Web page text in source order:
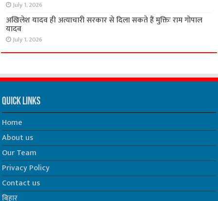
July 1, 2026
अखिलेश यादव ही अत्याचारी सरकार से दिला सकते हैं मुक्तिः राम गोपाल
यादव
July 1, 2026
Quick Links
Home
About us
Our Team
Privacy Policy
Contact us
बिहार